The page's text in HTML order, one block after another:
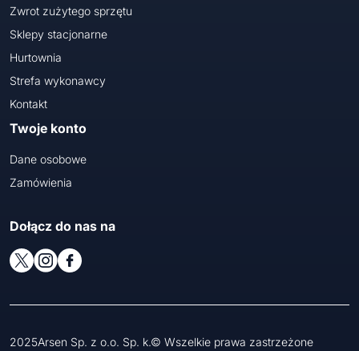
Zwrot zużytego sprzętu
Sklepy stacjonarne
Hurtownia
Strefa wykonawcy
Kontakt
Twoje konto
Dane osobowe
Zamówienia
Dołącz do nas na
2025Arsen Sp. z o.o. Sp. k.© Wszelkie prawa zastrzeżone